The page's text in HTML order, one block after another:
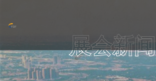
展会新闻